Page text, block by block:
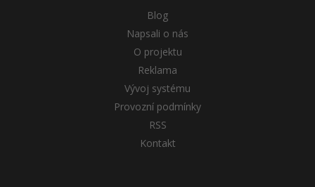
Blog
Napsali o nás
O projektu
Reklama
Vývoj systému
Provozní podmínky
RSS
Kontakt